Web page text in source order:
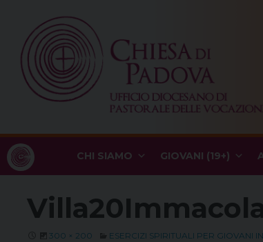
content
CHI SIAMO GIOVANI (19+)
300 × 200 ESERCIZI SPIRITUALI PER GIOVANI